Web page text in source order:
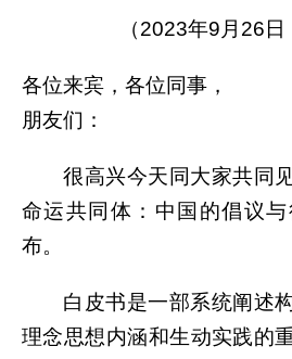
（2023年9月26日
各位来宾，各位同事，
朋友们：
很高兴今天同大家共同
命运共同体：中国的倡议
布。
白皮书是一部系统阐述
理念思想内涵和生动实践的